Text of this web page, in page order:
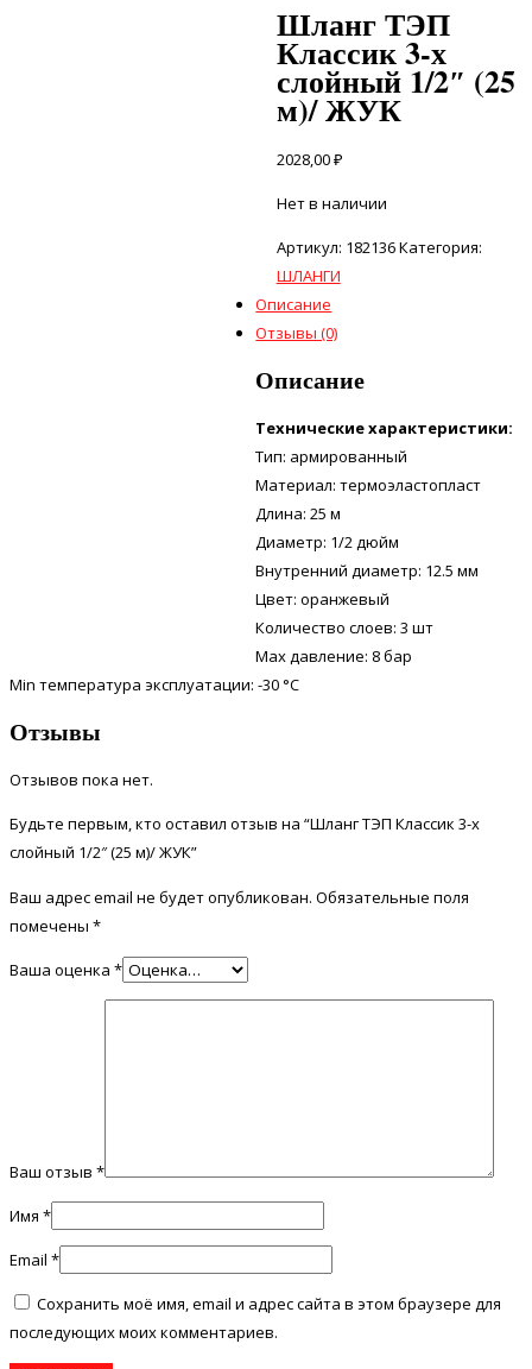
Шланг ТЭП
Классик 3-х
слойный 1/2″ (25
м)/ ЖУК
2028,00₽
Нет в наличии
Артикул: 182136Категория:
ШЛАНГИ
Описание
Отзывы (0)
Описание
Технические характеристики:
Тип: армированный
Материал: термоэластопласт
Длина: 25 м
Диаметр: 1/2 дюйм
Внутренний диаметр: 12.5 мм
Цвет: оранжевый
Количество слоев: 3 шт
Max давление: 8 бар
Min температура эксплуатации: -30 °С
Отзывы
Отзывов пока нет.
Будьте первым, кто оставил отзыв на “Шланг ТЭП Классик 3-х
слойный 1/2″ (25 м)/ ЖУК”
Ваш адрес email не будет опубликован. Обязательные поля
помечены *
Ваша оценка *
Ваш отзыв *
Имя *
Email *
Сохранить моё имя, email и адрес сайта в этом браузере для
последующих моих комментариев.